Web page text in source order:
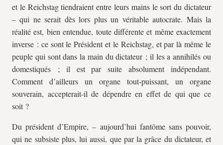
et le Reichstag tiendraient entre leurs mains le sort du dictateur
– qui ne serait dès lors plus un véritable autocrate. Mais la
réalité est, bien entendue, toute différente et même exactement
inverse : ce sont le Président et le Reichstag, et par là même le
peuple qui sont dans la main du dictateur ; il les a annihilés ou
domestiqués ; il est par suite absolument indépendant.
Comment d’ailleurs un organe tout-puissant, un organe
souverain, accepterait-il de dépendre en effet de qui que ce
soit ?
Du président d’Empire, – aujourd’hui fantôme sans pouvoir,
qui ne subsiste plus, lui aussi, que par la grâce du dictateur, et